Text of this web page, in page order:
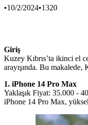
•10/2/2024•1320
Giriş
Kuzey Kıbrıs’ta ikinci el
arayışında. Bu makalede,
1. iPhone 14 Pro Max
Yaklaşık Fiyat: 35.000 -
iPhone 14 Pro Max,